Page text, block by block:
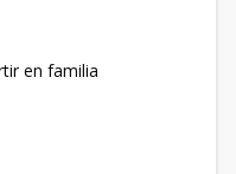
en familia